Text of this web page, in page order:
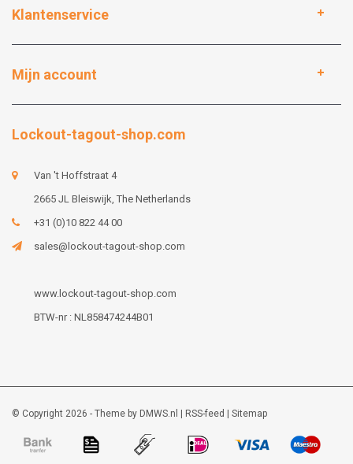
Klantenservice
Mijn account
Lockout-tagout-shop.com
Van 't Hoffstraat 4
2665 JL Bleiswijk, The Netherlands
+31 (0)10 822 44 00
sales@lockout-tagout-shop.com
www.lockout-tagout-shop.com
BTW-nr : NL858474244B01
© Copyright 2026 - Theme by DMWS.nl RSS-feed Sitemap